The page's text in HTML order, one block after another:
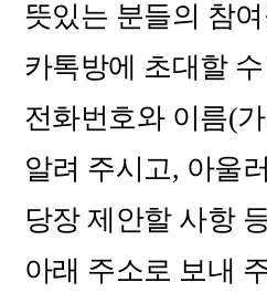
뜻있는 분들의 참
카톡방에 초대할
전화번호와 이름(
알려 주시고, 아울
당장 제안할 사항
아래 주소로 보내